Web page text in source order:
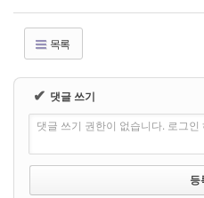
목록
✔ 댓글 쓰기
댓글 쓰기 권한이 없습니다. 로그인